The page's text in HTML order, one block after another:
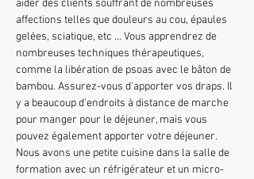
aider des clients souffrant de nombreuses
affections telles que douleurs au cou, épaules
gelées, sciatique, etc ... Vous apprendrez de
nombreuses techniques thérapeutiques,
comme la libération de psoas avec le bâton de
bambou. Assurez-vous d'apporter vos draps. Il
y a beaucoup d'endroits à distance de marche
pour manger pour le déjeuner, mais vous
pouvez également apporter votre déjeuner.
Nous avons une petite cuisine dans la salle de
formation avec un réfrigérateur et un micro-